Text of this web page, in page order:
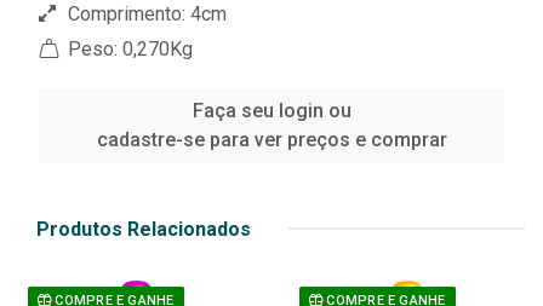
Comprimento: 4cm
Peso: 0,270Kg
Faça seu login ou
cadastre-se para ver preços e comprar
Produtos Relacionados
COMPRE E GANHE COMPRE E GANHE